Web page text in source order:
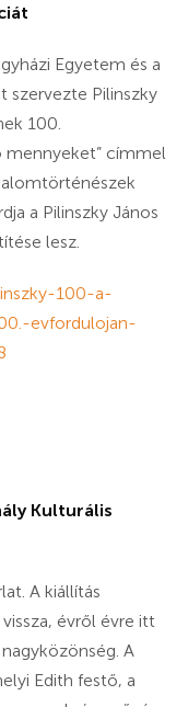
Egyetem és a
szervezte Pilinszky
100.
mennyeket” címmel
a Pilinszky János
lesz.
100-a-
evfordulojan-
Kulturális
A kiállítás
évről évre itt
A
Edith festő, a